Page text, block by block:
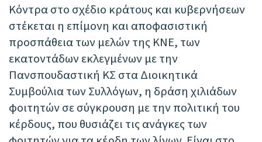
Κόντρα στο σχέδιο κράτους και κυβερνήσεων
στέκεται η επίμονη και αποφασιστική
προσπάθεια των μελών της ΚΝΕ, των
εκατοντάδων εκλεγμένων με την
Πανσπουδαστική ΚΣ στα Διοικητικά
Συμβούλια των Συλλόγων, η δράση χιλιάδων
φοιτητών σε σύγκρουση με την πολιτική του
κέρδους, που θυσιάζει τις ανάγκες των